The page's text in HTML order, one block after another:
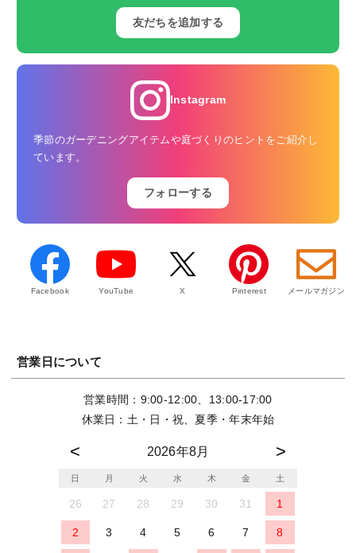
友だちを追加する
Instagram
季節のガーデニングアイテムや庭づくりのヒントをご紹介し
ています。
フォローする
Facebook YouTube X Pinterest メールマガジン
営業日について
営業時間：9:00-12:00、13:00-17:00
休業日：土・日・祝、夏季・年末年始
2026年8月
日 月 火 水 木 金 土
26 27 28 29 30 31 1
2 3 4 5 6 7 8